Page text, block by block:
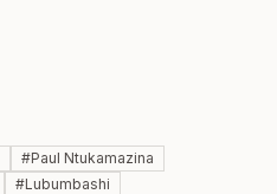
#Paul Ntukamazina
#Lubumbashi